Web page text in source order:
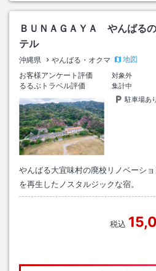
ＢＵＮＡＧＡＹＡ やんばる
テル
沖縄県 やんばる・オクマ
地図
お客様アンケート評価
対象外
るるぶトラベル評価
集計中
駐車場あ
やんばる大宜味村の廃校リノベーシ
を再生したノスタルジックな宿。
税込